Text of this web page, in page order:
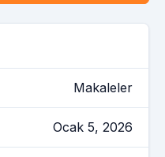
Makaleler
Ocak 5, 2026